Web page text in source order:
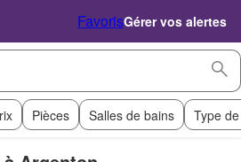
FavorisGérer vos alertes
Pièces Salles de bains Type